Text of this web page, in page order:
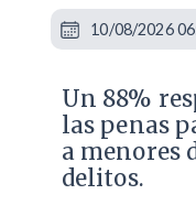
Un 88%
las penas
a menores
delitos.
10/08/2026